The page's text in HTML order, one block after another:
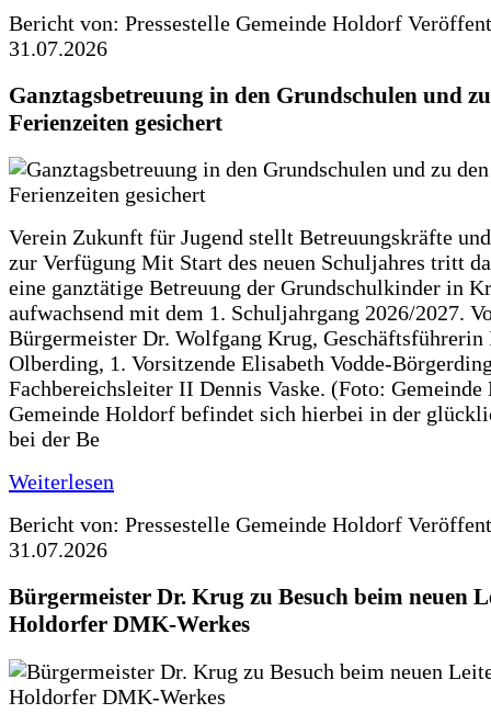
Bericht von: Pressestelle Gemeinde Holdorf
31.07.2026
Ganztagsbetreuung in den Grundschulen und
Ferienzeiten gesichert
Verein Zukunft für Jugend stellt Betreuungskräfte
zur Verfügung Mit Start des neuen Schuljahres tritt
eine ganztätige Betreuung der Grundschulkinder in
aufwachsend mit dem 1. Schuljahrgang 2026/2027.
Bürgermeister Dr. Wolfgang Krug, Geschäftsführerin
Olberding, 1. Vorsitzende Elisabeth Vodde-
Fachbereichsleiter II Dennis Vaske. (Foto:
Gemeinde Holdorf befindet sich hierbei in der
bei der Be
Weiterlesen
Bericht von: Pressestelle Gemeinde Holdorf
31.07.2026
Bürgermeister Dr. Krug zu Besuch beim neuen
Holdorfer DMK-Werkes